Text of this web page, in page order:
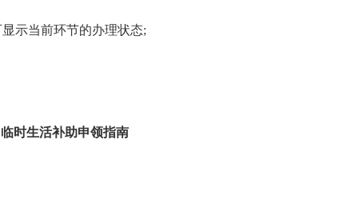
示当前环节的办理状态;
临时生活补助申领指南